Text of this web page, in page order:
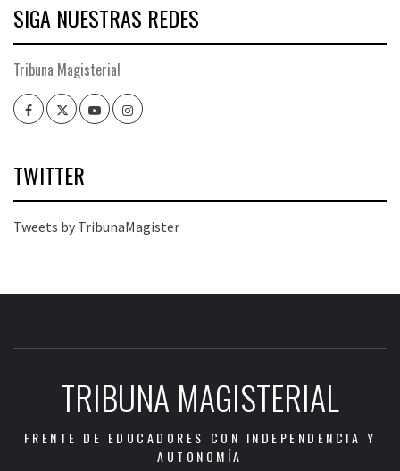
SIGA NUESTRAS REDES
Tribuna Magisterial
FacebookTwitterYoutubeInstagram
TWITTER
Tweets by TribunaMagister
TRIBUNA MAGISTERIAL
FRENTE DE EDUCADORES CON INDEPENDENCIA Y
AUTONOMÍA